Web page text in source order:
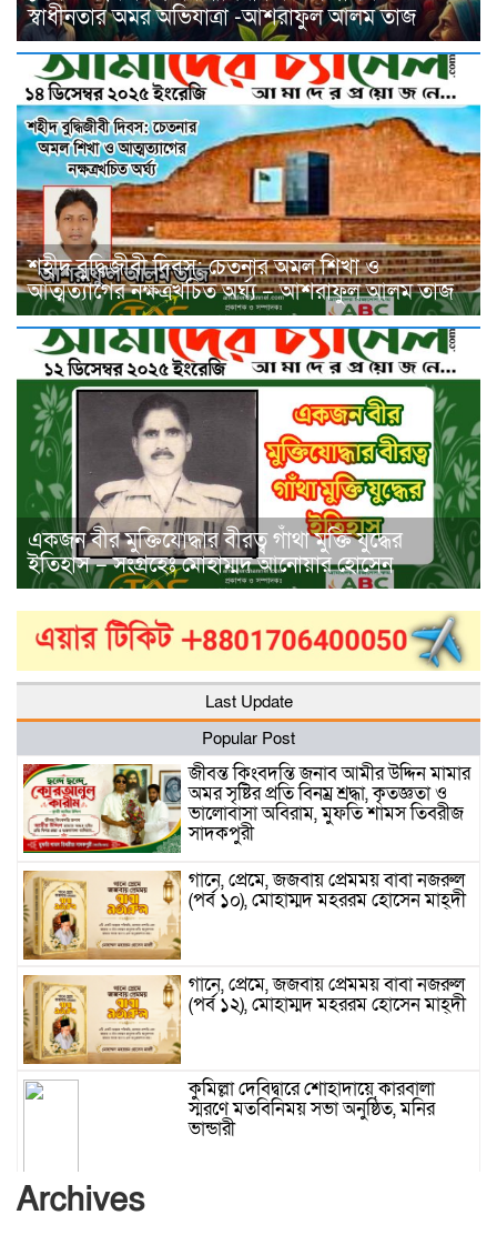
স্বাধীনতার অমর অভিযাত্রা -আশরাফুল আলম তাজ
শহীদ বুদ্ধিজীবী দিবস: চেতনার অমল শিখা ও
আত্মত্যাগের নক্ষত্রখচিত অর্ঘ্য – আশরাফুল আলম তাজ
একজন বীর মুক্তিযোদ্ধার বীরত্ব গাঁথা মুক্তি যুদ্ধের
ইতিহাস – সংগ্রহেঃ মোহাম্মদ আনোয়ার হোসেন
Last Update
Popular Post
জীবন্ত কিংবদন্তি জনাব আমীর উদ্দিন মামার
অমর সৃষ্টির প্রতি বিনম্র শ্রদ্ধা, কৃতজ্ঞতা ও
ভালোবাসা অবিরাম, মুফতি শামস তিবরীজ
সাদকপুরী
গানে, প্রেমে, জজবায় প্রেমময় বাবা নজরুল
(পর্ব ১০), মোহাম্মদ মহররম হোসেন মাহ্দী
গানে, প্রেমে, জজবায় প্রেমময় বাবা নজরুল
(পর্ব ১২), মোহাম্মদ মহররম হোসেন মাহ্দী
কুমিল্লা দেবিদ্বারে শোহাদায়ে কারবালা
স্মরণে মতবিনিময় সভা অনুষ্ঠিত, মনির
ভান্ডারী
Archives